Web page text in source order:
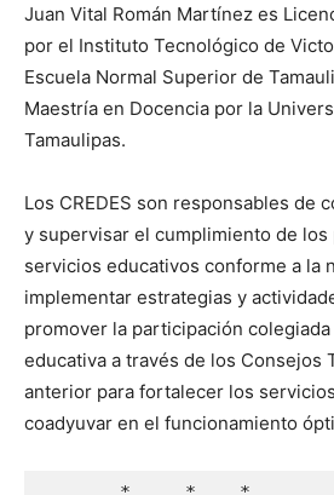
Juan Vital Román Martínez es
por el Instituto Tecnológico de
Escuela Normal Superior de
Maestría en Docencia por la
Tamaulipas.
Los CREDES son responsables de
y supervisar el cumplimiento de los
servicios educativos conforme a la
implementar estrategias y
promover la participación
educativa a través de los Consejos
anterior para fortalecer los
coadyuvar en el funcionamiento